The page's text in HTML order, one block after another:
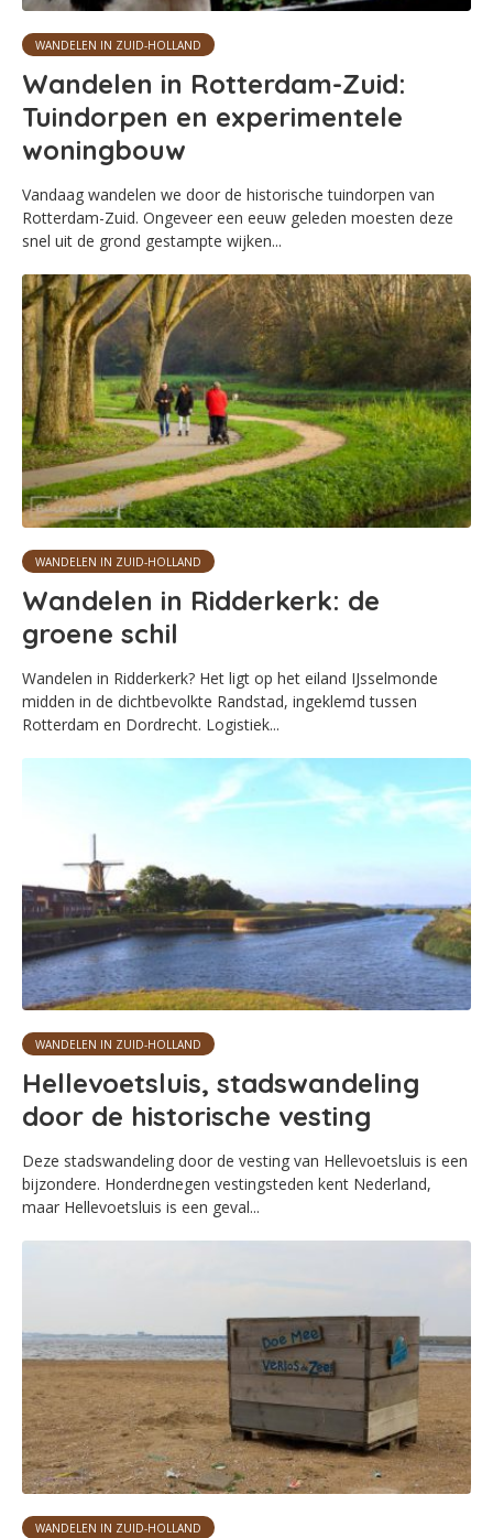
WANDELEN IN ZUID-HOLLAND
Wandelen in Rotterdam-Zuid:
Tuindorpen en experimentele
woningbouw
Vandaag wandelen we door de historische tuindorpen van
Rotterdam-Zuid. Ongeveer een eeuw geleden moesten deze
snel uit de grond gestampte wijken...
WANDELEN IN ZUID-HOLLAND
Wandelen in Ridderkerk: de
groene schil
Wandelen in Ridderkerk? Het ligt op het eiland IJsselmonde
midden in de dichtbevolkte Randstad, ingeklemd tussen
Rotterdam en Dordrecht. Logistiek...
WANDELEN IN ZUID-HOLLAND
Hellevoetsluis, stadswandeling
door de historische vesting
Deze stadswandeling door de vesting van Hellevoetsluis is een
bijzondere. Honderdnegen vestingsteden kent Nederland,
maar Hellevoetsluis is een geval...
WANDELEN IN ZUID-HOLLAND